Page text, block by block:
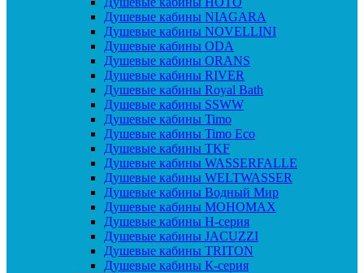
Душевые кабины NIAGARA
Душевые кабины NOVELLINI
Душевые кабины ODA
Душевые кабины ORANS
Душевые кабины RIVER
Душевые кабины Royal Bath
Душевые кабины SSWW
Душевые кабины Timo
Душевые кабины Timo Eco
Душевые кабины TKF
Душевые кабины WASSERFALLE
Душевые кабины WELTWASSER
Душевые кабины Водный Мир
Душевые кабины МОНОМАХ
Душевые кабины H-серия
Душевые кабины JACUZZI
Душевые кабины TRITON
Душевые кабины К-серия